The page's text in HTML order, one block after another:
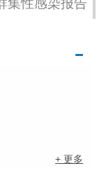
集性感染报告
+ 更多